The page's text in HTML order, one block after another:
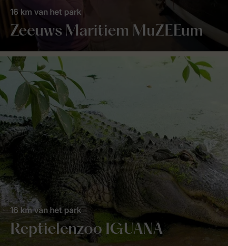
Zeeuws Maritiem MuZEEum
16 km van het park
Reptielenzoo IGUANA
16 km van het park